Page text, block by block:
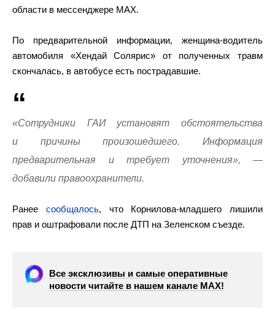
области в мессенджере МАХ.
По предварительной информации, женщина-водитель
автомобиля «Хендай Солярис» от полученных травм
скончалась, в автобусе есть пострадавшие.
«Сотрудники ГАИ установят обстоятельства
и причины произошедшего. Информация
предварительная и требует уточнения», —
добавили правоохранители.
Ранее сообщалось, что Корнилова-младшего лишили
прав и оштрафовали после ДТП на Зеленском съезде.
Все эксклюзивы и самые оперативные
новости читайте в нашем канале МАХ!